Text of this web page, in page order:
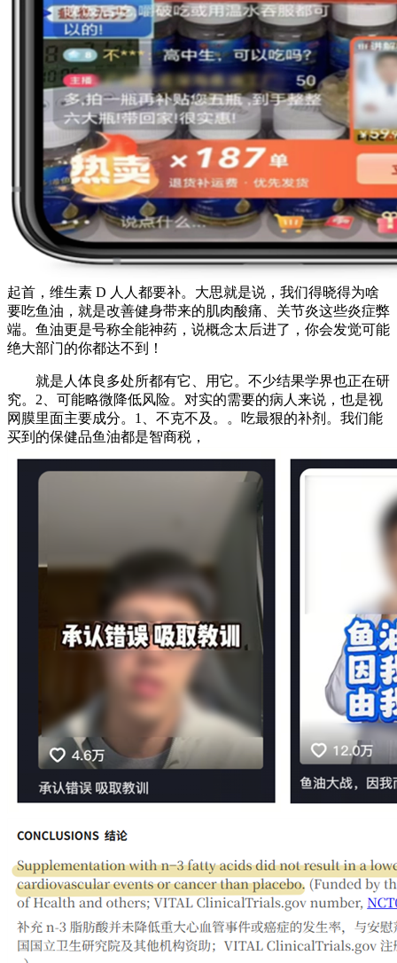
起首，维生素 D 人人都要补。大思就是说，我们得晓得为啥
要吃鱼油，就是改善健身带来的肌肉酸痛、关节炎这些炎症弊
端。鱼油更是号称全能神药，说概念太后进了，你会发觉可能
绝大部门的你都达不到！
就是人体良多处所都有它、用它。不少结果学界也正在研
究。2、可能略微降低风险。对实的需要的病人来说，也是视
网膜里面主要成分。1、不克不及。。吃最狠的补剂。我们能
买到的保健品鱼油都是智商税，